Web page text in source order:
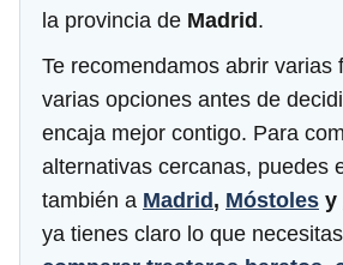
la provincia de Madrid .
Te recomendamos abrir varias
varias opciones antes de
encaja mejor contigo. Para
alternativas cercanas, puedes
también a Madrid , Móstoles y
ya tienes claro lo que